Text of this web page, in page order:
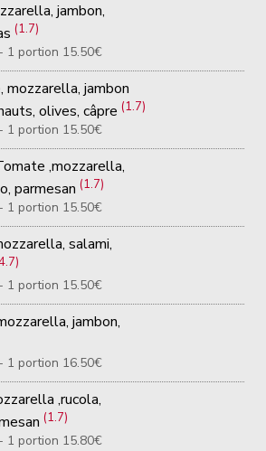
jambon,
(1.7)
1 portion 15.50€
mozzarella, jambon
olives, câpre(1.7)
1 portion 15.50€
,mozzarella,
parmesan(1.7)
1 portion 15.50€
salami,
1 portion 15.50€
jambon,
1 portion 16.50€
,rucola,
(1.7)
1 portion 15.80€